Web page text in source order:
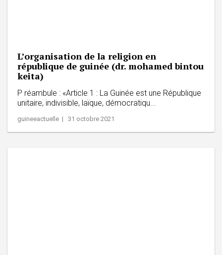
L’organisation de la religion en
république de guinée (dr. mohamed bintou
keita)
P réambule : «Article 1 : La Guinée est une République
unitaire, indivisible, laïque, démocratiqu...
guineeactuelle | 31 octobre 2021